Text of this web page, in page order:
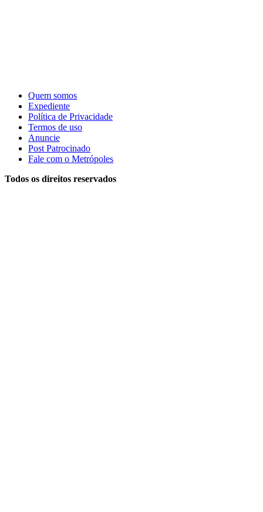
Quem somos
Expediente
Política de Privacidade
Termos de uso
Anuncie
Post Patrocinado
Fale com o Metrópoles
Todos os direitos reservados